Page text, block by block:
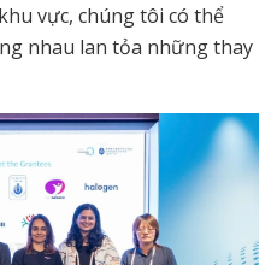
vực, chúng tôi có thể
nhau lan tỏa những thay